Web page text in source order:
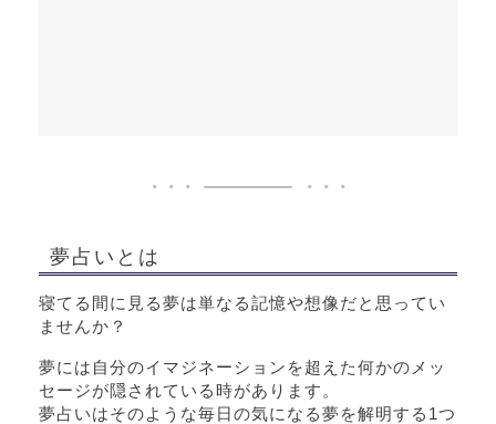
夢占いとは
寝てる間に見る夢は単なる記憶や想像だと思ってい
ませんか？
夢には自分のイマジネーションを超えた何かのメッ
セージが隠されている時があります。
夢占いはそのような毎日の気になる夢を解明する1つ